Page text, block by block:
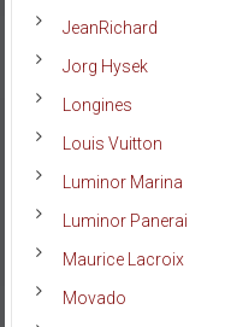
JeanRichard
Jorg Hysek
Longines
Louis Vuitton
Luminor Marina
Luminor Panerai
Maurice Lacroix
Movado